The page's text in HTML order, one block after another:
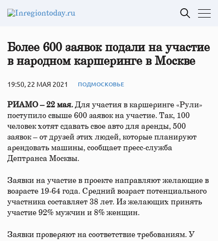
Более 600 заявок подали на участие
в народном каршеринге в Москве
19:50, 22 МАЯ 2021 ПОДМОСКОВЬЕ
РИАМО – 22 мая. Для участия в каршеринге «Рули»
поступило свыше 600 заявок на участие. Так, 100
человек хотят сдавать свое авто для аренды, 500
заявок – от друзей этих людей, которые планируют
арендовать машины, сообщает пресс-служба
Дептранса Москвы.
Заявки на участие в проекте направляют желающие в
возрасте 19-64 года. Средний возраст потенциального
участника составляет 38 лет. Из желающих принять
участие 92% мужчин и 8% женщин.
Заявки проверяют на соответствие требованиям. У